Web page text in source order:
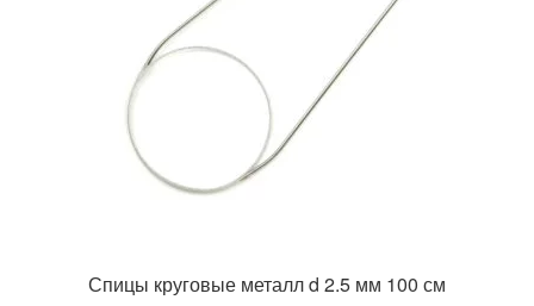
Спицы круговые металл d 2.5 мм 100 см